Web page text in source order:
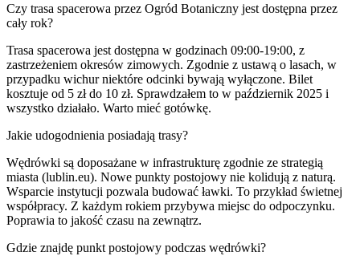
Czy trasa spacerowa przez Ogród Botaniczny jest dostępna przez
cały rok?
Trasa spacerowa jest dostępna w godzinach 09:00-19:00, z
zastrzeżeniem okresów zimowych. Zgodnie z ustawą o lasach, w
przypadku wichur niektóre odcinki bywają wyłączone. Bilet
kosztuje od 5 zł do 10 zł. Sprawdzałem to w październik 2025 i
wszystko działało. Warto mieć gotówkę.
Jakie udogodnienia posiadają trasy?
Wędrówki są doposażane w infrastrukturę zgodnie ze strategią
miasta (lublin.eu). Nowe punkty postojowy nie kolidują z naturą.
Wsparcie instytucji pozwala budować ławki. To przykład świetnej
współpracy. Z każdym rokiem przybywa miejsc do odpoczynku.
Poprawia to jakość czasu na zewnątrz.
Gdzie znajdę punkt postojowy podczas wędrówki?